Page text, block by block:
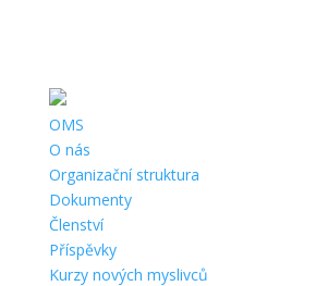
OMS
O nás
Organizační struktura
Dokumenty
Členství
Příspěvky
Kurzy nových myslivců